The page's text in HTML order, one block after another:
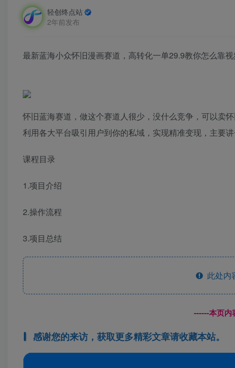
轻创终点站
2年前发布
最新蓝海小众怀旧漫画赛道，高转化一单29.9教你怎么靠
怀旧蓝海赛道，做这个赛道人很少，没什么竞争，可以卖
利用各大平台吸引用户到你的私域，实现精准变现，主要
课程目录
1.项目介绍
2.操作流程
3.项目总结
此处内
------本页内
感谢您的来访，获取更多精彩文章请收藏本站。